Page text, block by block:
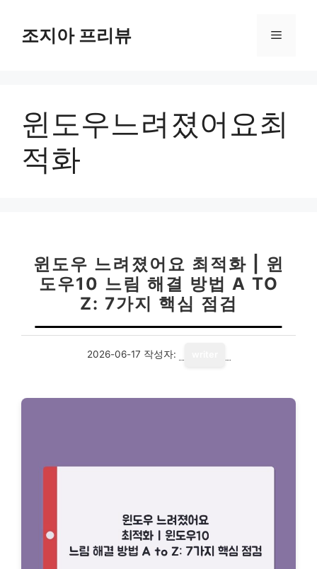
조지아 프리뷰 메
윈도우느려졌어요최
적화
윈도우 느려졌어요 최적화 | 윈
도우10 느림 해결 방법 A TO
Z: 7가지 핵심 점검
2026-06-17 작성자: